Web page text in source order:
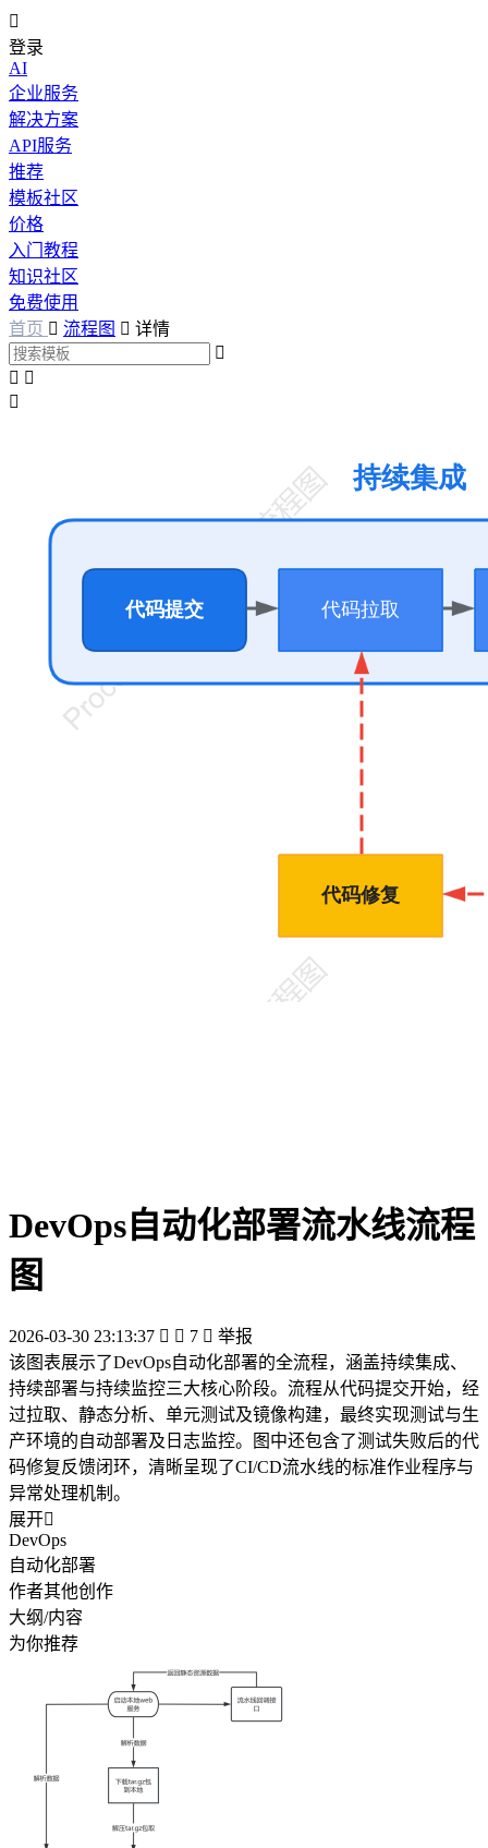

登录
AI
企业服务
解决方案
API服务
推荐
模板社区
价格
入门教程
知识社区
免费使用
首页  流程图  详情

 

DevOps自动化部署流水线流程
图
2026-03-30 23:13:37   7  举报
该图表展示了DevOps自动化部署的全流程，涵盖持续集成、
持续部署与持续监控三大核心阶段。流程从代码提交开始，经
过拉取、静态分析、单元测试及镜像构建，最终实现测试与生
产环境的自动部署及日志监控。图中还包含了测试失败后的代
码修复反馈闭环，清晰呈现了CI/CD流水线的标准作业程序与
异常处理机制。
展开
DevOps
自动化部署
作者其他创作
大纲/内容
为你推荐